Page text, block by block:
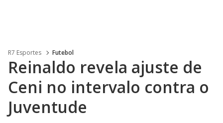
R7 Esportes Futebol
Reinaldo revela ajuste de
Ceni no intervalo contra o
Juventude